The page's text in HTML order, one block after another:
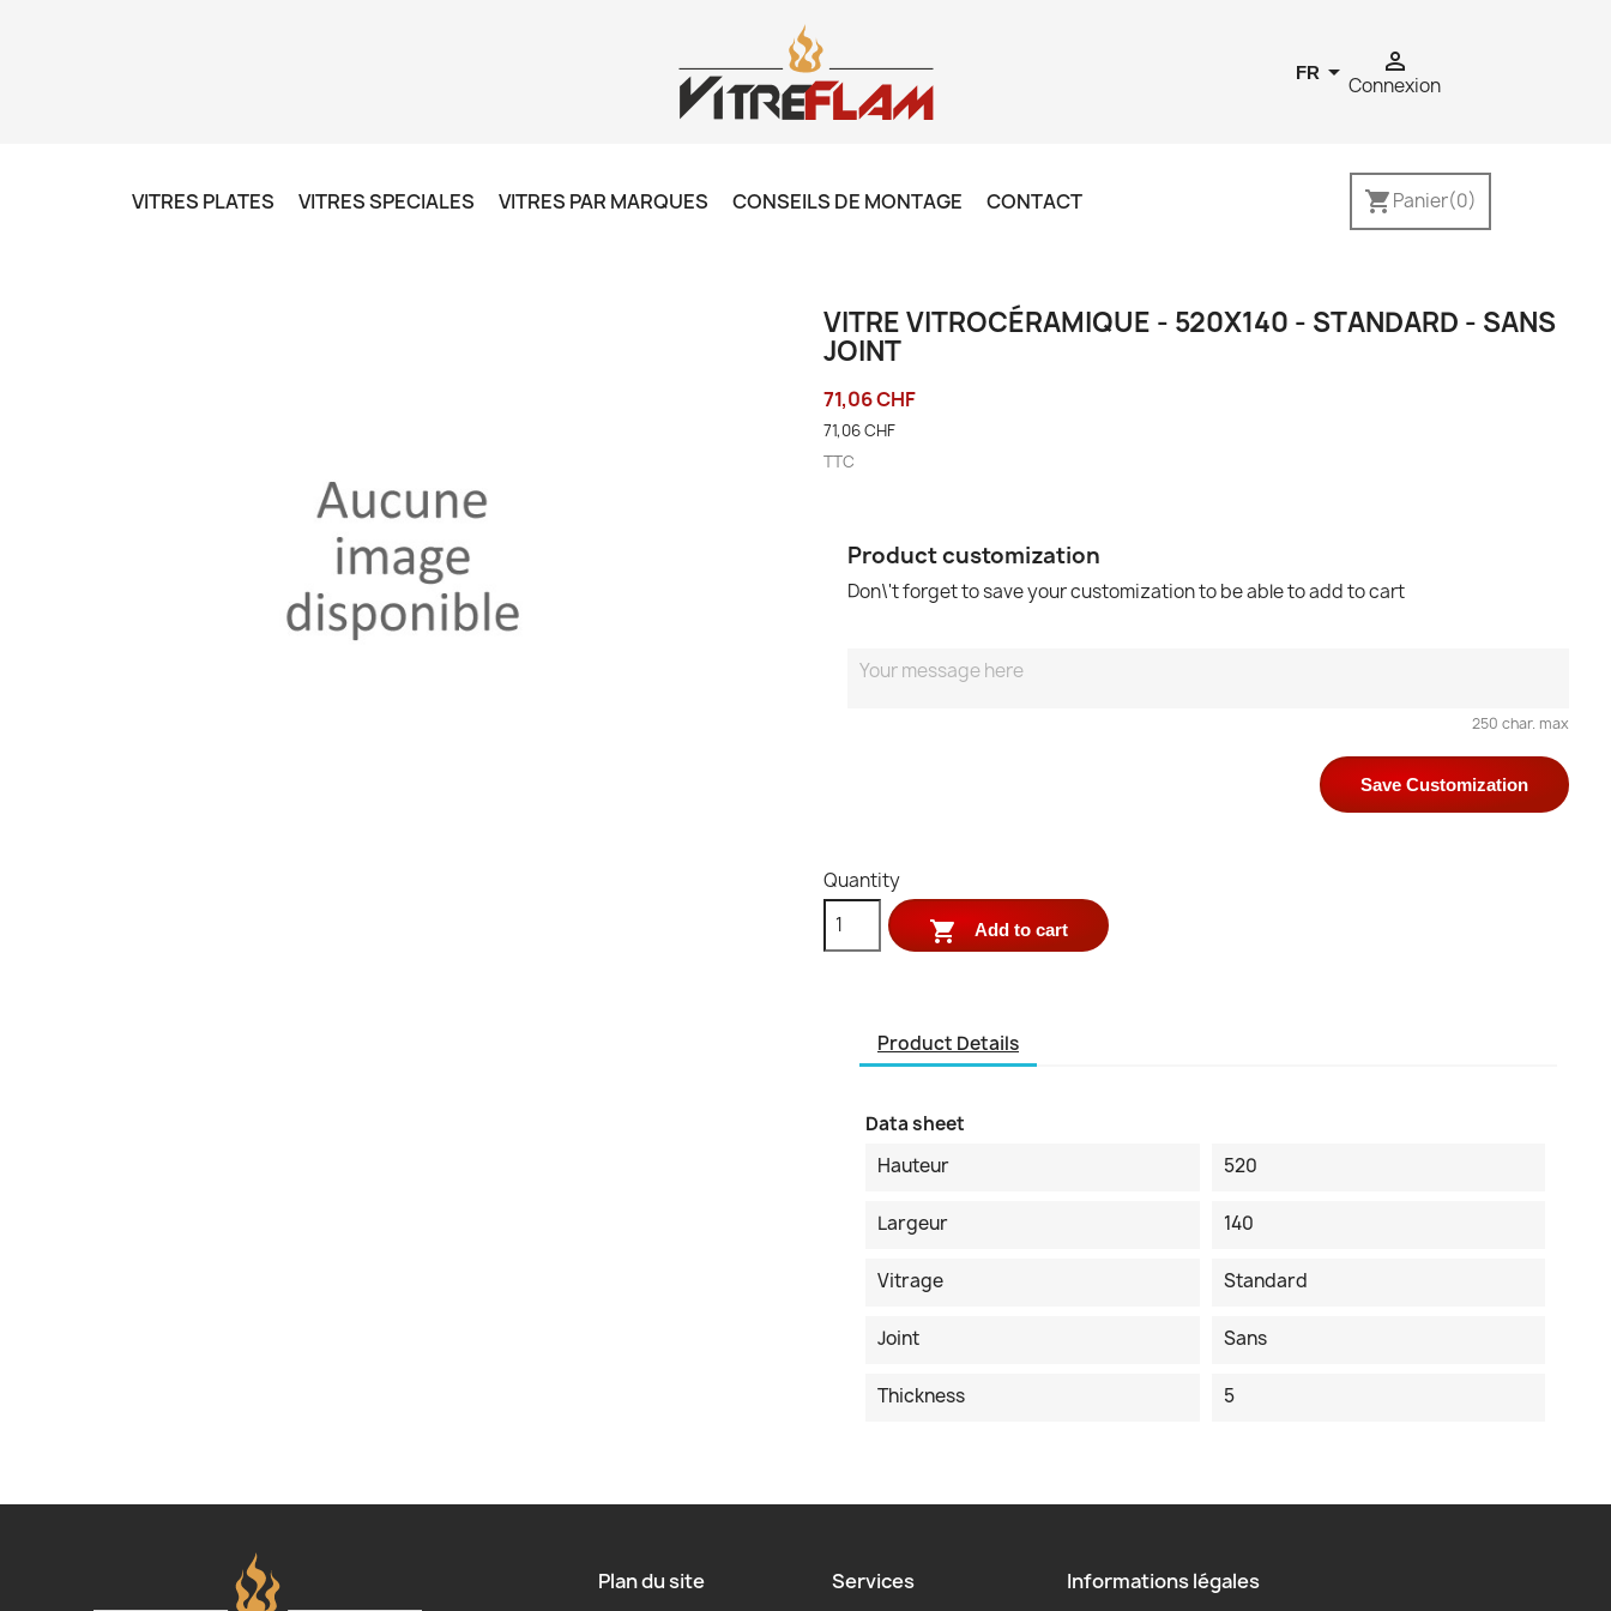
FR  
Connexion
shopping_cartPanier(0)
VITRES PLATES VITRES SPECIALES VITRES PAR MARQUES CONSEILS DE MONTAGE CONTACT
VITRE VITROCÉRAMIQUE - 520X140 - STANDARD - SANS
JOINT
71,06 CHF
71,06 CHF
TTC
Product customization
Don\'t forget to save your customization to be able to add to cart
250 char. max
Save Customization
Quantity
 Add to cart
Product Details
Data sheet
Hauteur
520
Largeur 140
Vitrage Standard
Joint Sans
Thickness 5
Plan du site Services Informations légales